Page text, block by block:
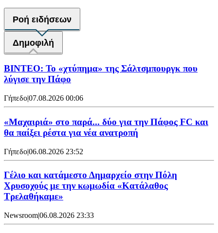
Ροή ειδήσεων
Δημοφιλή
ΒΙΝΤΕΟ: Το «χτύπημα» της Σάλτσμπουργκ που
λύγισε την Πάφο
Γήπεδο|07.08.2026 00:06
«Μαχαιριά» στο παρά... δύο για την Πάφος FC και
θα παίξει ρέστα για νέα ανατροπή
Γήπεδο|06.08.2026 23:52
Γέλιο και κατάμεστο Δημαρχείο στην Πόλη
Χρυσοχούς με την κωμωδία «Κατάλαθος
Τρελαθήκαμε»
Newsroom|06.08.2026 23:33